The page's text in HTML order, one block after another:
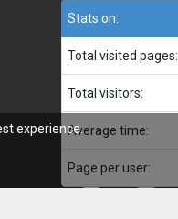
Stats on:
Total visited pages:
Total visitors:
Average time:
Page per user:
experience.